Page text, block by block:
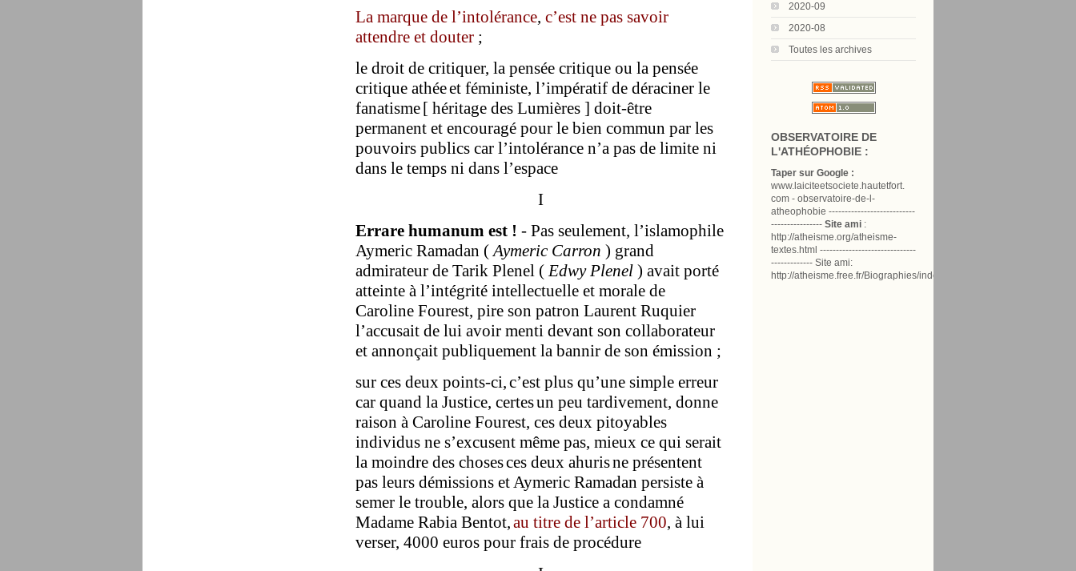
2020-09
2020-08
Toutes les archives
OBSERVATOIRE DE
L'ATHÉOPHOBIE :
Taper sur Google :
www.laiciteetsociete.hautetfort.
com - observatoire-de-l-
atheophobie ---------------------------
---------------- Site ami :
http://atheisme.org/atheisme-
textes.html ------------------------------
------------- Site ami:
http://atheisme.free.fr/Biographies/index.html
La marque de l’intolérance, c’est ne pas savoir
attendre et douter ;
le droit de critiquer, la pensée critique ou la pensée
critique athéeet féministe, l’impératif de déraciner le
fanatisme[ héritage des Lumières ] doit-être
permanent et encouragé pour le bien commun par les
pouvoirs publics car l’intolérance n’a pas de limite ni
dans le temps ni dans l’espace
I
Errare humanum est ! - Pas seulement, l’islamophile
Aymeric Ramadan (Aymeric Carron ) grand
admirateur de Tarik Plenel (EdwyPlenel ) avait porté
atteinte à l’intégrité intellectuelle et morale de
Caroline Fourest, pire son patron Laurent Ruquier
l’accusait de lui avoir menti devant son collaborateur
et annonçait publiquement la bannir de son émission ;
sur ces deux points-ci,c’est plus qu’une simple erreur
car quand la Justice, certesun peu tardivement, donne
raison à Caroline Fourest, ces deux pitoyables
individus ne s’excusent même pas, mieux ce qui serait
la moindre des chosesces deux ahurisne présentent
pas leurs démissions etAymeric Ramadan persiste à
semer le trouble, alors que la Justice a condamné
Madame Rabia Bentot,au titre de l’article 700, à lui
verser, 4000 euros pour frais de procédure